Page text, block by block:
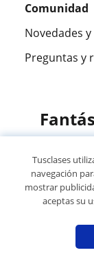
Comunidad
Novedades y
Preguntas y
©
Tusclases
navegación
mostrar
aceptas su